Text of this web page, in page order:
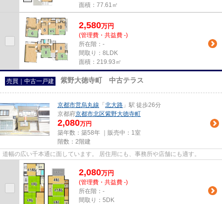
面積：77.61㎡
2,580万円
(管理費・共益費 -)
所在階：-
間取り：8LDK
面積：219.93㎡
売買｜中古一戸建 紫野大徳寺町 中古テラス
京都市営烏丸線 「 北大路 」駅 徒歩26分
京都府京都市北区紫野大徳寺町
2,080万円
築年数：築58年 ｜販売中： 1室
階数：2階建
道幅の広い千本通に面しています。 居住用にも、事務所や店舗にも適す。
2,080万円
(管理費・共益費 -)
所在階：-
間取り：5DK